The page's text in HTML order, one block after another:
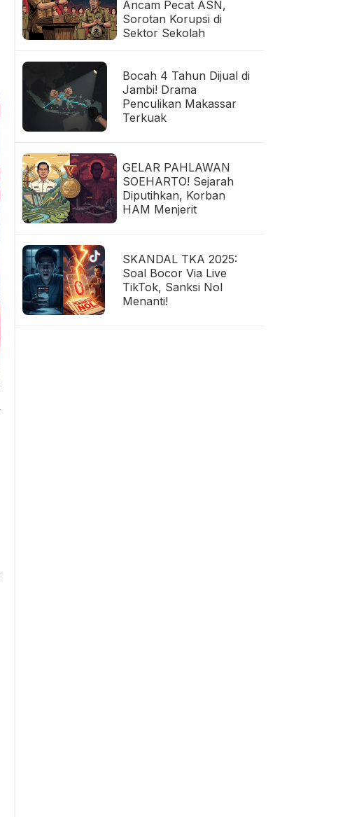
Ancam Pecat ASN,
Sorotan Korupsi di
Sektor Sekolah
Bocah 4 Tahun Dijual di
Jambi! Drama
Penculikan Makassar
Terkuak
GELAR PAHLAWAN
SOEHARTO! Sejarah
Diputihkan, Korban
HAM Menjerit
SKANDAL TKA 2025:
Soal Bocor Via Live
TikTok, Sanksi Nol
Menanti!